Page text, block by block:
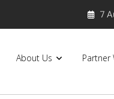
7
About Us Partner